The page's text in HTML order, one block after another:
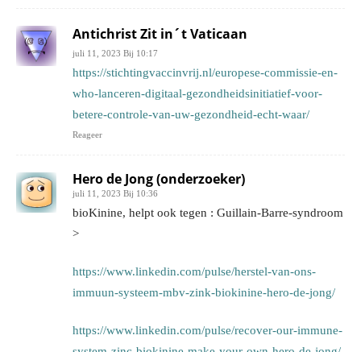
Antichrist Zit in´t Vaticaan
juli 11, 2023 Bij 10:17
https://stichtingvaccinvrij.nl/europese-commissie-en-
who-lanceren-digitaal-gezondheidsinitiatief-voor-
betere-controle-van-uw-gezondheid-echt-waar/
Reageer
Hero de Jong (onderzoeker)
juli 11, 2023 Bij 10:36
bioKinine, helpt ook tegen : Guillain-Barre-syndroom
>
https://www.linkedin.com/pulse/herstel-van-ons-
immuun-systeem-mbv-zink-biokinine-hero-de-jong/
https://www.linkedin.com/pulse/recover-our-immune-